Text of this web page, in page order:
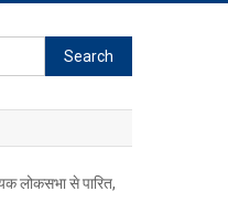
Search
for:
लोकसभा से पारित,